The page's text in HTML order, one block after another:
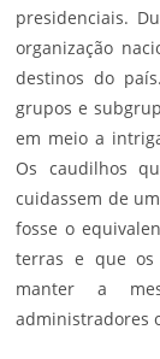
presidenciais.
organização
destinos do
grupos e
em meio a
Os caudilhos
cuidassem de
fosse o
terras e que os
manter a
administradores